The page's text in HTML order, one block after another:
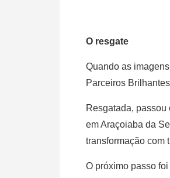
O resgate
Quando as
Parceiros
Resgatada,
em Araçoiaba da
transformação com
O próximo passo